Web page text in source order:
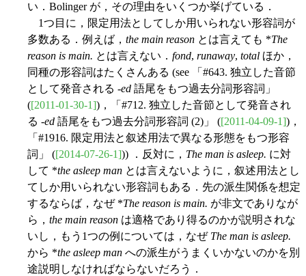
い．Bolinger が，その理由をいくつか挙げている．
1つ目に，限定用法としてしか用いられない形容詞が
多数ある．例えば， the main reason とは言えても *The
reason is main. とは言えない． fond, runaway, total ほか，
同種の形容詞はたくさんある (see 「#643. 独立した音節
として発音される -ed 語尾をもつ過去分詞形容詞」
([2011-01-30-1])，「#712. 独立した音節として発音され
る -ed 語尾をもつ過去分詞形容詞 (2)」 ([2011-04-09-1])，
「#1916. 限定用法と叙述用法で異なる形態をもつ形容
詞」 ([2014-07-26-1])) ．反対に， The man is asleep. に対
して *the asleep man とは言えないように，叙述用法とし
てしか用いられない形容詞もある．先の派生関係を想定
するならば，なぜ *The reason is main. が非文でありなが
ら， the main reason は適格であり得るのかが説明されな
いし，もう1つの例については，なぜ The man is asleep.
から *the asleep man への派生がうまくいかないのかを別
途説明しなければならないだろう．